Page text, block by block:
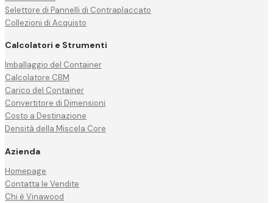
Selettore di Pannelli di Contraplaccato
Collezioni di Acquisto
Calcolatori e Strumenti
Imballaggio del Container
Calcolatore CBM
Carico del Container
Convertitore di Dimensioni
Costo a Destinazione
Densità della Miscela Core
Azienda
Homepage
Contatta le Vendite
Chi è Vinawood